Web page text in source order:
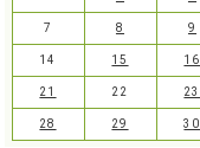
7 8 9
14 15 16
21 22 23
28 29 30